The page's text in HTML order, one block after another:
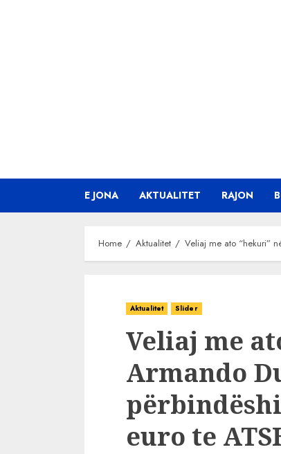
E JONA AKTUALITET RAJON
Home Aktualitet Veliaj me ato “hekuri”
Aktualitet Slider
Veliaj me
Armando
euro te